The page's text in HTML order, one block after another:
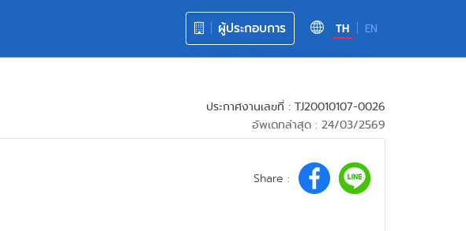
TH EN
ผู้ประกอบการ
ประกาศงานเลขที่ : TJ20010107-0026
อัพเดทล่าสุด : 24/03/2569
Share :